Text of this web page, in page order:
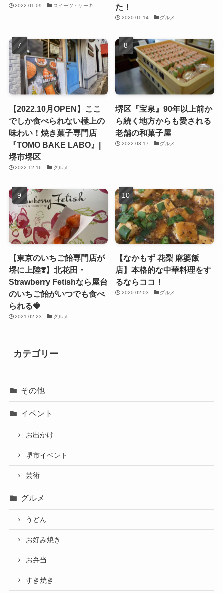
2022.01.09 スイーツ・ケーキ
た！
2020.01.14 グルメ
【2022.10月OPEN】ここ
でしか食べられない極上の
味わい！焼き菓子専門店
『TOMO BAKE LABO』|
堺市堺区
2022.12.16 グルメ
堺区『宝泉』90年以上前か
ら続く地方からも愛される
老舗の和菓子屋
2022.03.17 グルメ
【東京のいちご飴専門店が
堺に上陸❣️】北花田・
Strawberry Fetishなら屋台
のいちご飴がいつでも食べ
られる🍓
2021.02.23 グルメ
【なかもず 花梨 麻婆飯
店】本格的な中華料理をす
るならココ！
2020.02.03 グルメ
カテゴリー
その他
イベント
お出かけ
堺市イベント
芸術
グルメ
うどん
お好み焼き
お弁当
すき焼き